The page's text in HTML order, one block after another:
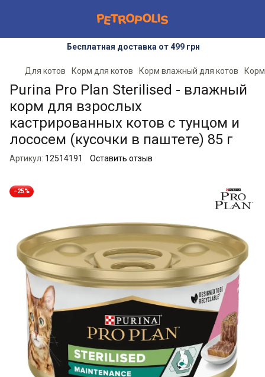
Бесплатная доставка от 499 грн
Для котов Корм для котов Корм влажный для котов
Purina Pro Plan Sterilised - влажный
корм для взрослых
кастрированных котов с тунцом и
лососем (кусочки в паштете) 85 г
Артикул: 12514191 Оставить отзыв
−25%